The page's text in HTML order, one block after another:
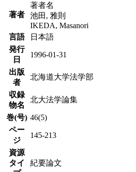
著者
著者名
池田, 雅則
IKEDA, Masanori
言語
日本語
発行
日
1996-01-31
出版
者
北海道大学法学部
収録
物名
北大法学論集
巻(号) 46(5)
ペー
ジ
145-213
資源
タイ
紀要論文